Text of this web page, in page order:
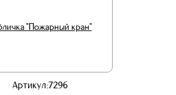
"Пожарный кран"
Артикул:7296